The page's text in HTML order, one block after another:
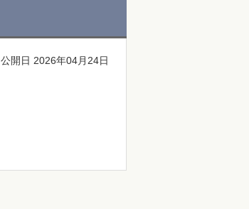
公開日 2026年04月24日